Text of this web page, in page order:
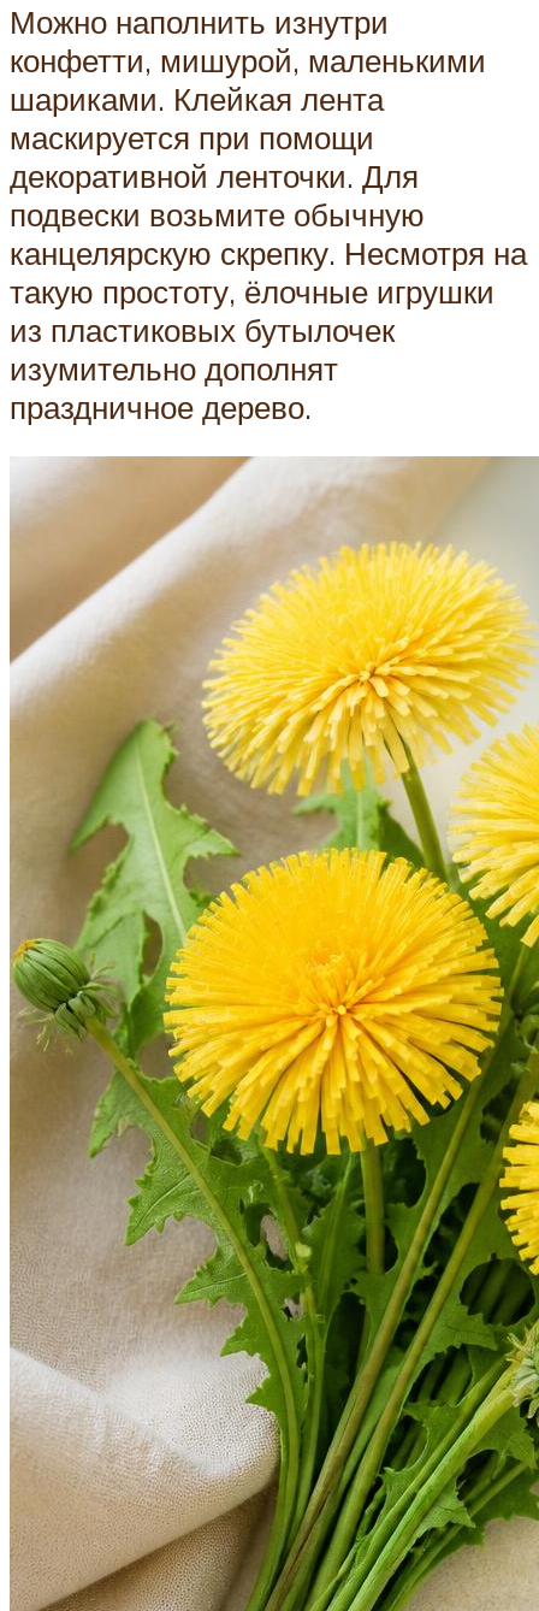
Можно наполнить изнутри
конфетти, мишурой, маленькими
шариками. Клейкая лента
маскируется при помощи
декоративной ленточки. Для
подвески возьмите обычную
канцелярскую скрепку. Несмотря на
такую простоту, ёлочные игрушки
из пластиковых бутылочек
изумительно дополнят
праздничное дерево.